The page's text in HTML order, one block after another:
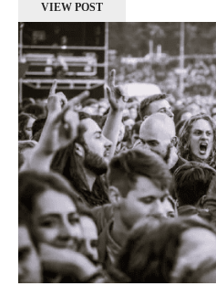
VIEW POST